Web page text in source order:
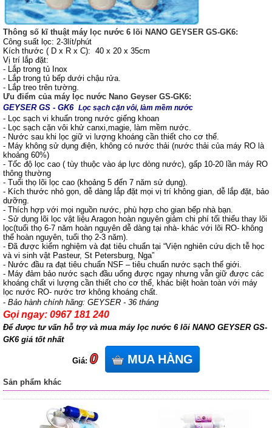
Thông số kĩ thuật máy lọc nước 6 lõi NANO GEYSER GS-GK6:
Công suất lọc: 2-3lít/phút
Kích thước ( D x R x C): 40 x 20 x 35cm
Vị trí lắp đặt:
- Lắp trong tủ Inox
- Lắp trong tủ bếp dưới chậu rửa.
- Lắp treo trên tường.
Ưu điểm của máy lọc nước Nano Geyser GS-GK6:
GEYSER GS - GK6 Lọc sạch cặn vôi, làm mềm nước
- Lọc sạch vi khuẩn trong nước giếng khoan
- Lọc sạch cặn vôi khử canxi,magie, làm mềm nước.
- Nước sau khi lọc giữ vi lượng khoáng cần thiết cho cơ thể.
- Máy không sử dụng điện, không có nước thải (nước thải của máy RO là
khoảng 60%)
- Tốc độ lọc cao ( tùy thuộc vào áp lực dòng nước), gấp 10-20 lần máy RO
thông thường
- Tuổi thọ lõi lọc cao (khoảng 5 đến 7 năm sử dụng).
- Kích thước nhỏ gọn, dễ dàng lắp đặt mọi vị trí không gian, dễ lắp đặt, bảo
dưỡng.
- Thích hợp với mọi nguồn nước, phù hợp cho gian bếp nhà bạn.
- Sử dụng lõi lọc vật liệu Aragon hoàn nguyên giảm chi phí tối thiểu thay lõi
lọc(tuổi thọ 6-7 năm hoàn nguyên dễ dàng tại nhà- khác với lõi RO- không
thể hoàn nguyên, tuổi thọ 2-3 năm).
- Đã được kiểm nghiệm và đạt tiêu chuẩn tại “Viện nghiên cứu dịch tễ học
và vi sinh vật Pasteur, St Petersburg, Nga”
- Nước đầu ra đạt tiêu chuẩn NSF – tiêu chuẩn nước sạch thế giới.
- Máy đảm bảo nước sạch đầu uống được ngay nhưng vẫn giữ được các
khoáng chất vi lượng cần thiết cho cơ thể, khác biệt hoàn toàn với máy
lọc nước RO- nước trơ không khoáng chất.
- Bảo hành chính hãng: GEYSER - 36 tháng
Gọi ngay: 0967 181 240
Để được tư vấn hỗ trợ và mua máy lọc nước 6 lõi NANO GEYSER GS-
GK6 giá tốt nhất
Giá: 0 MUA HÀNG
Sản phẩm khác